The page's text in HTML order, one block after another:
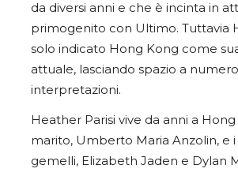
da diversi anni e che è incinta in
primogenito con Ultimo. Tuttavia
solo indicato Hong Kong come
attuale, lasciando spazio a
interpretazioni.
Heather Parisi vive da anni a
marito, Umberto Maria Anzolin, e
gemelli, Elizabeth Jaden e Dylan